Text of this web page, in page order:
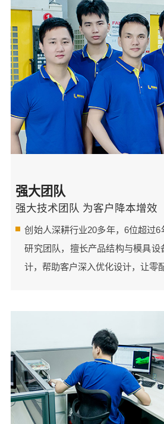
强大团队
强大技术团队 为客户降本增效
创始人深耕行业20多年，6位超过
研究团队，擅长产品结构与模具设
计，帮助客户深入优化设计，让零